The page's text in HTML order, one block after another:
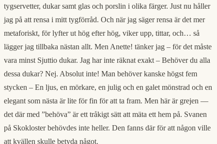
tygservetter, dukar samt glas och porslin i olika färger. Just nu håller
jag på att rensa i mitt tygförråd. Och när jag säger rensa är det mer
metaforiskt, för lyfter ut hög efter hög, viker upp, tittar, och… så
lägger jag tillbaka nästan allt. Men Anette! tänker jag – för det måste
vara minst Sjuttio dukar. Jag har inte räknat exakt – Behöver du alla
dessa dukar? Nej. Absolut inte! Man behöver kanske högst fem
stycken – En ljus, en mörkare, en julig och en galet mönstrad och en
elegant som nästa är lite för fin för att ta fram. Men här är grejen —
det där med ”behöva” är ett tråkigt sätt att mäta ett hem på. Svanen
på Skokloster behövdes inte heller. Den fanns där för att någon ville
att kvällen skulle betyda något.